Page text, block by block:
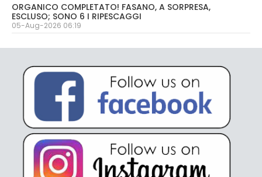
ORGANICO COMPLETATO! FASANO, A SORPRESA,
ESCLUSO; SONO 6 I RIPESCAGGI
05-Aug-2026 06:19